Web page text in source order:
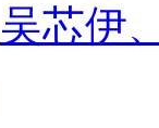
吴芯伊